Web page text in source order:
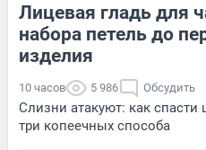
Лицевая гладь для
набора петель до
изделия
10 часов 5 986 Обсудить
Слизни атакуют: как спасти
три копеечных способа